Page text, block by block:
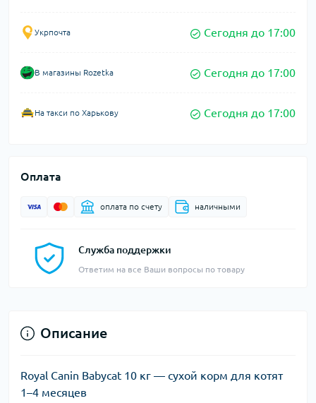
Укрпочта Сегодня до 17:00
В магазины Rozetka Сегодня до 17:00
На такси по Харькову Сегодня до 17:00
Оплата
оплата по счету наличными
Служба поддержки
Ответим на все Ваши вопросы по товару
Описание
Royal Canin Babycat 10 кг — сухой корм для котят
1–4 месяцев